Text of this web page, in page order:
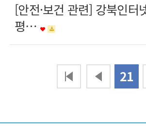
[안전·보건 관련] 강북인
평…
21
맨끝